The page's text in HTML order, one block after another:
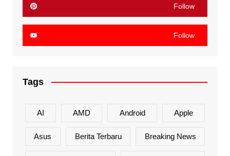
Follow
Follow
Tags
AI AMD Android Apple
Asus Berita Terbaru Breaking News